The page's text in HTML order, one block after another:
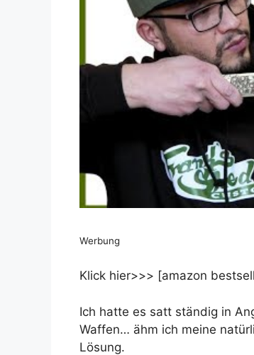
Werbung
Klick hier>>> [amazon
Ich hatte es satt ständig in
Waffen… ähm ich meine
Lösung.